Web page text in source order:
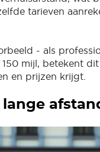
tarieven
- als
150 mijl, betekent
en prijzen krijgt.
lange